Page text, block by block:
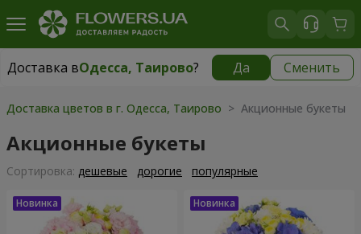
Доставка вОдесса, Таирово? Да Сменить
Доставка вОдесса, Таирово| бесплатно
Доставка цветов в г. Одесса, Таирово > Акционные букеты
Акционные букеты
Cортировка: дешевые дорогие популярные